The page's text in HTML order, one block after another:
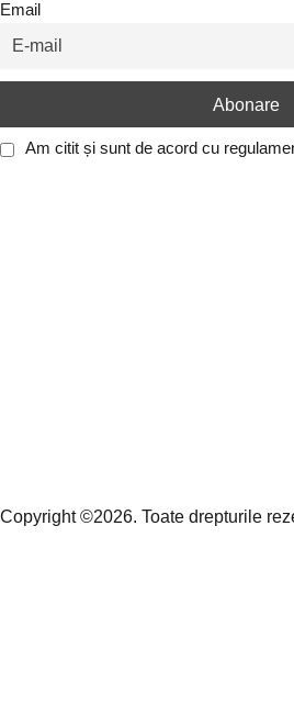
Email
Am citit și sunt de acord cu
Copyright ©2026. Toate drepturile